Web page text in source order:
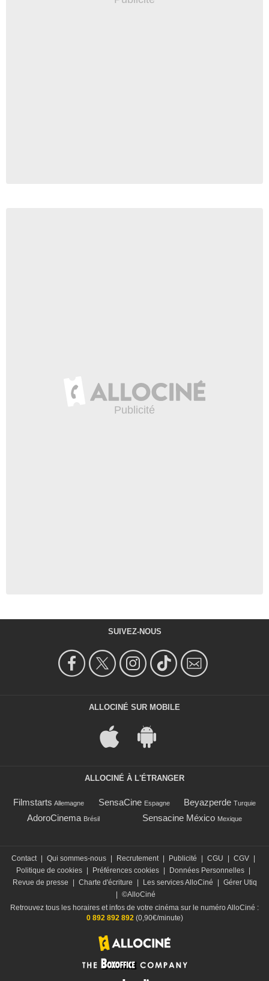
SUIVEZ-NOUS
ALLOCINÉ SUR MOBILE
ALLOCINÉ À L'ÉTRANGER
Filmstarts Allemagne SensaCine Espagne Beyazperde Turquie
AdoroCinema Brésil Sensacine México Mexique
Contact Qui sommes-nous Recrutement Publicité CGU CGV
Politique de cookies
Préférences cookies Données Personnelles
Revue de presse
Charte d'écriture Les services AlloCiné
Gérer Utiq
©AlloCiné
Retrouvez tous les horaires et infos de votre cinéma sur le numéro AlloCiné :
0 892 892 892(0,90€/minute)